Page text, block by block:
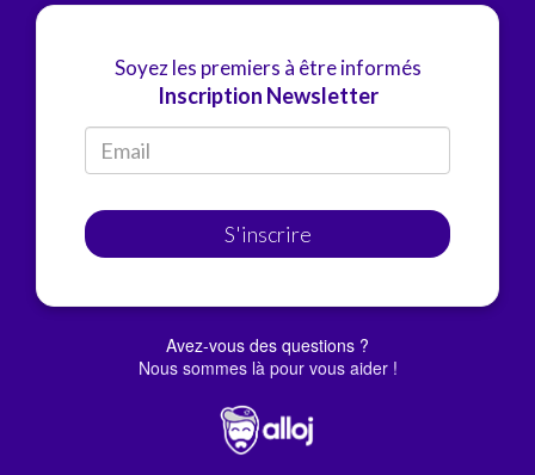
Soyez les premiers à être informés
Inscription Newsletter
S'inscrire
Avez-vous des questions ?
Nous sommes là pour vous aider !